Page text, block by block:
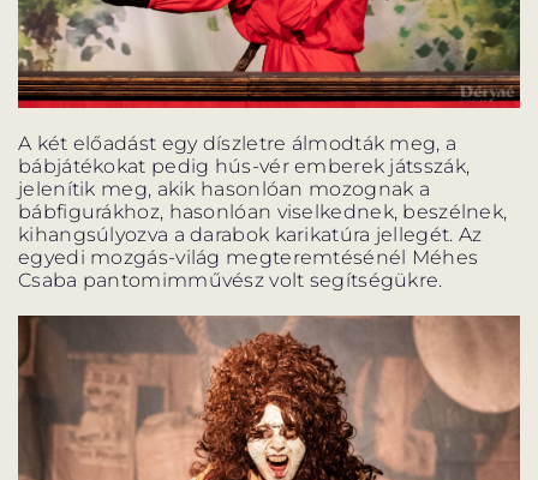
A két előadást egy díszletre álmodták meg, a
bábjátékokat pedig hús-vér emberek játsszák,
jelenítik meg, akik hasonlóan mozognak a
bábfigurákhoz, hasonlóan viselkednek, beszélnek,
kihangsúlyozva a darabok karikatúra jellegét. Az
egyedi mozgás-világ megteremtésénél Méhes
Csaba pantomimművész volt segítségükre.